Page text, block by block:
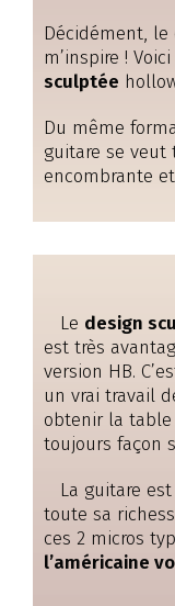
Décidément, le
m’inspire !
sculptée
Du même
guitare se veut
encombrante
Le design
est très
version HB.
un vrai travail
obtenir la table
toujours façon
La guitare
toute sa
ces 2 micros
l’américaine